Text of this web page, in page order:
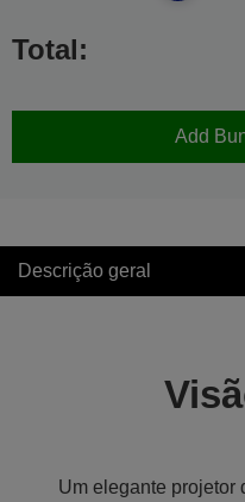
Total:
Add
Descrição geral
Um elegante projetor